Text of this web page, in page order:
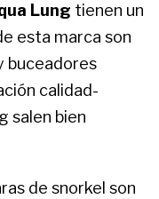
Lung tienen un
esta marca son
buceadores
calidad-
salen bien
de snorkel son